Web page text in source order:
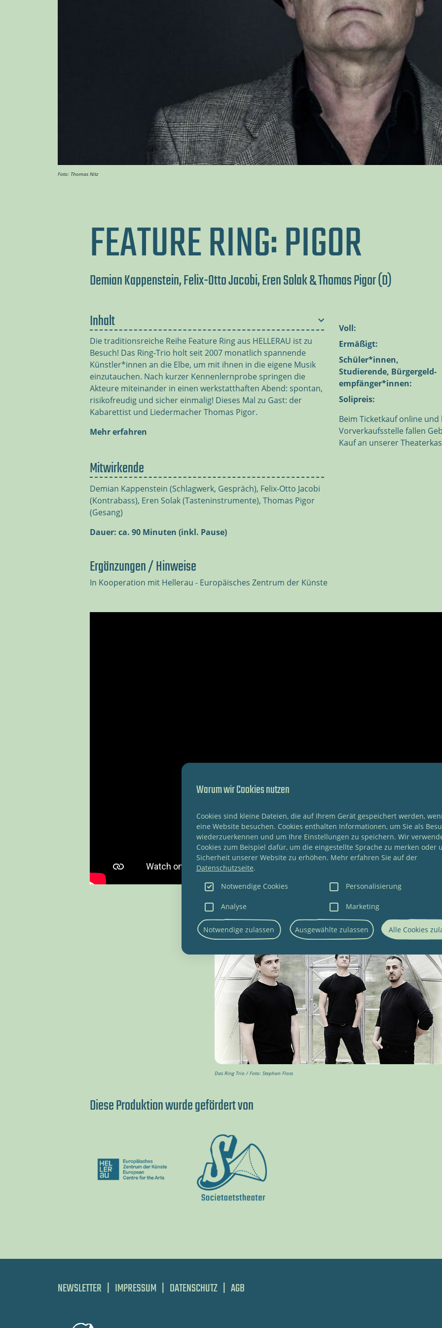
Foto: Thomas Nitz
FEATURE RING: PIGOR
Demian Kappenstein, Felix-Otto Jacobi, Eren Solak & Thomas Pigor (D)
Inhalt
Die traditionsreiche Reihe Feature Ring aus HELLERAU ist zu
Besuch! Das Ring-Trio holt seit 2007 monatlich spannende
Künstler*innen an die Elbe, um mit ihnen in die eigene Musik
einzutauchen. Nach kurzer Kennenlernprobe springen die
Akteure miteinander in einen werkstatthaften Abend: spontan,
risikofreudig und sicher einmalig! Dieses Mal zu Gast: der
Kabarettist und Liedermacher Thomas Pigor.
Mehr erfahren
Mitwirkende
Demian Kappenstein (Schlagwerk, Gespräch), Felix-Otto Jacobi
(Kontrabass), Eren Solak (Tasteninstrumente), Thomas Pigor
(Gesang)
Dauer: ca. 90 Minuten (inkl. Pause)
Voll:
Ermäßigt:
Schüler*innen,
Studierende, Bürgergeld-
empfänger*innen:
Solipreis:
Beim Ticketkauf online und
Vorverkaufsstelle fallen
Kauf an unserer
Ergänzungen / Hinweise
In Kooperation mit Hellerau - Europäisches Zentrum der Künste
Das Ring Trio / Foto: Stephan Floss
Diese Produktion wurde gefördert von
NEWSLETTER | IMPRESSUM | DATENSCHUTZ | AGB
Warum wir Cookies nutzen
Cookies sind kleine Dateien, die auf Ihrem Gerät gespeichert werden,
eine Website besuchen. Cookies enthalten Informationen, um Sie als
wiederzuerkennen und um Ihre Einstellungen zu speichern. Wir
Cookies zum Beispiel dafür, um die eingestellte Sprache zu merken oder
Sicherheit unserer Website zu erhöhen. Mehr erfahren Sie auf der
Datenschutzseite.
Notwendige Cookies
Personalisierung
Analyse Marketing
Notwendige zulassen Ausgewählte zulassen Alle Cookies